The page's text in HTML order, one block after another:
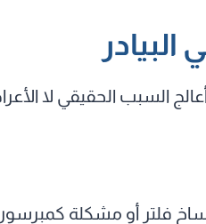
السبب الحقيقي لا
فلتر أو مشكلة